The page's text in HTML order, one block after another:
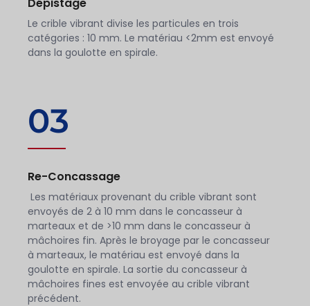
Le crible vibrant divise les particules en trois
catégories : 10 mm. Le matériau <2mm est envoyé
dans la goulotte en spirale.
03
Re-Concassage
Les matériaux provenant du crible vibrant sont
envoyés de 2 à 10 mm dans le concasseur à
marteaux et de >10 mm dans le concasseur à
mâchoires fin. Après le broyage par le concasseur
à marteaux, le matériau est envoyé dans la
goulotte en spirale. La sortie du concasseur à
mâchoires fines est envoyée au crible vibrant
précédent.